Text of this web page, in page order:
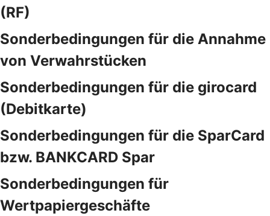
(RF)
Sonderbedingungen für die Annahme
von Verwahrstücken
Sonderbedingungen für die girocard
(Debitkarte)
Sonderbedingungen für die SparCard
bzw. BANKCARD Spar
Sonderbedingungen für
Wertpapiergeschäfte